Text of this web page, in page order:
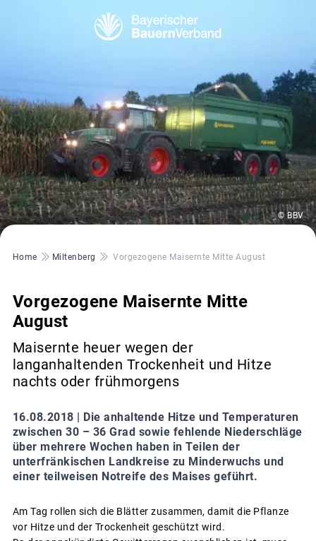
© BBV
Pfadnavigation
Home Miltenberg Vorgezogene Maisernte Mitte August
Vorgezogene Maisernte Mitte
August
Maisernte heuer wegen der
langanhaltenden Trockenheit und Hitze
nachts oder frühmorgens
16.08.2018 | Die anhaltende Hitze und Temperaturen
zwischen 30 – 36 Grad sowie fehlende Niederschläge
über mehrere Wochen haben in Teilen der
unterfränkischen Landkreise zu Minderwuchs und
einer teilweisen Notreife des Maises geführt.
Am Tag rollen sich die Blätter zusammen, damit die Pflanze
vor Hitze und der Trockenheit geschützt wird.